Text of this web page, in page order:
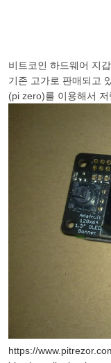
비트코인 하드웨어 지
기존 고가로 판매되고
(pi zero)를 이용해서
https://